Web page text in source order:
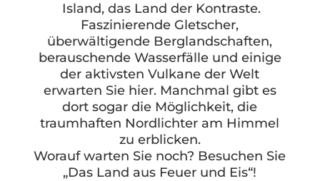
Island, das Land der Kontraste.
Faszinierende Gletscher,
überwältigende Berglandschaften,
berauschende Wasserfälle und einige
der aktivsten Vulkane der Welt
erwarten Sie hier. Manchmal gibt es
dort sogar die Möglichkeit, die
traumhaften Nordlichter am Himmel
zu erblicken.
Worauf warten Sie noch? Besuchen Sie
„Das Land aus Feuer und Eis“!